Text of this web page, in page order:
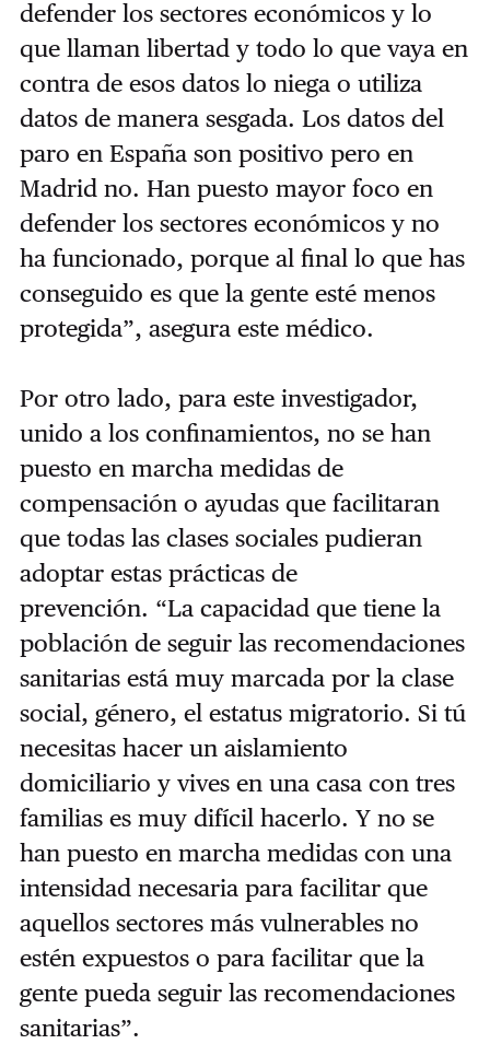
defender los sectores económicos y lo
que llaman libertad y todo lo que vaya en
contra de esos datos lo niega o utiliza
datos de manera sesgada. Los datos del
paro en España son positivo pero en
Madrid no. Han puesto mayor foco en
defender los sectores económicos y no
ha funcionado, porque al final lo que has
conseguido es que la gente esté menos
protegida”, asegura este médico.
Por otro lado, para este investigador,
unido a los confinamientos, no se han
puesto en marcha medidas de
compensación o ayudas que facilitaran
que todas las clases sociales pudieran
adoptar estas prácticas de
prevención. “La capacidad que tiene la
población de seguir las recomendaciones
sanitarias está muy marcada por la clase
social, género, el estatus migratorio. Si tú
necesitas hacer un aislamiento
domiciliario y vives en una casa con tres
familias es muy difícil hacerlo. Y no se
han puesto en marcha medidas con una
intensidad necesaria para facilitar que
aquellos sectores más vulnerables no
estén expuestos o para facilitar que la
gente pueda seguir las recomendaciones
sanitarias”.